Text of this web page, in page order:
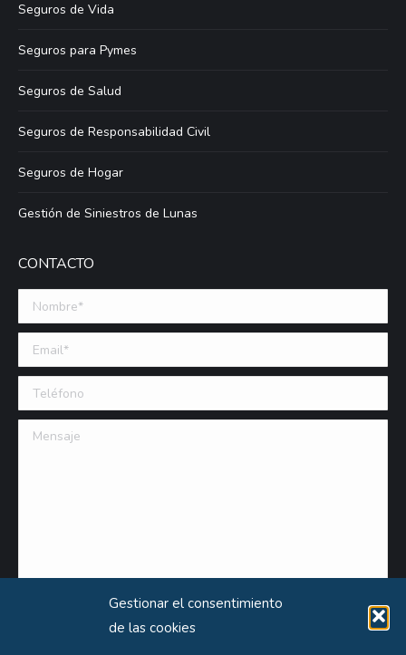
Gestionar el consentimiento
de las cookies
Seguros de Vida
Seguros para Pymes
Seguros de Salud
Seguros de Responsabilidad Civil
Seguros de Hogar
Gestión de Siniestros de Lunas
CONTACTO
Nombre *
Email (requerido)
Teléfono
Mensaje